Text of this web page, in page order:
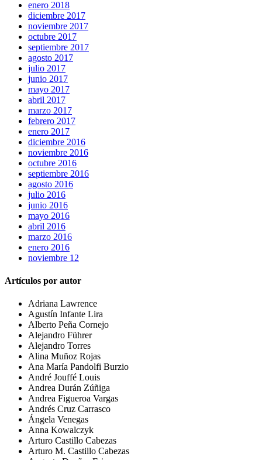
enero 2018
diciembre 2017
noviembre 2017
octubre 2017
septiembre 2017
agosto 2017
julio 2017
junio 2017
mayo 2017
abril 2017
marzo 2017
febrero 2017
enero 2017
diciembre 2016
noviembre 2016
octubre 2016
septiembre 2016
agosto 2016
julio 2016
junio 2016
mayo 2016
abril 2016
marzo 2016
enero 2016
noviembre 12
Artículos por autor
Adriana Lawrence
Agustín Infante Lira
Alberto Peña Cornejo
Alejandro Führer
Alejandro Torres
Alina Muñoz Rojas
Ana María Pandolfi Burzio
André Jouffé Louis
Andrea Durán Zúñiga
Andrea Figueroa Vargas
Andrés Cruz Carrasco
Ángela Venegas
Anna Kowalczyk
Arturo Castillo Cabezas
Arturo M. Castillo Cabezas